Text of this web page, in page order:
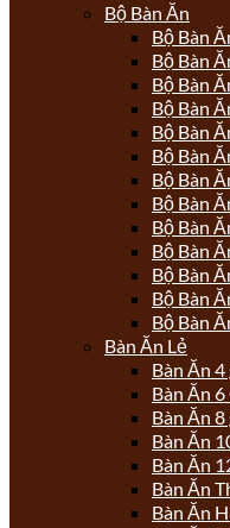
Bộ Bàn Ăn
Bộ Bàn
Bộ Bàn
Bộ Bàn
Bộ Bàn
Bộ Bàn
Bộ Bàn
Bộ Bàn
Bộ Bàn
Bộ Bàn
Bộ Bàn
Bộ Bàn
Bộ Bàn
Bộ Bàn
Bàn Ăn Lẻ
Bàn Ăn 4
Bàn Ăn
Bàn Ăn 8
Bàn Ăn
Bàn Ăn
Bàn Ăn
Bàn Ăn